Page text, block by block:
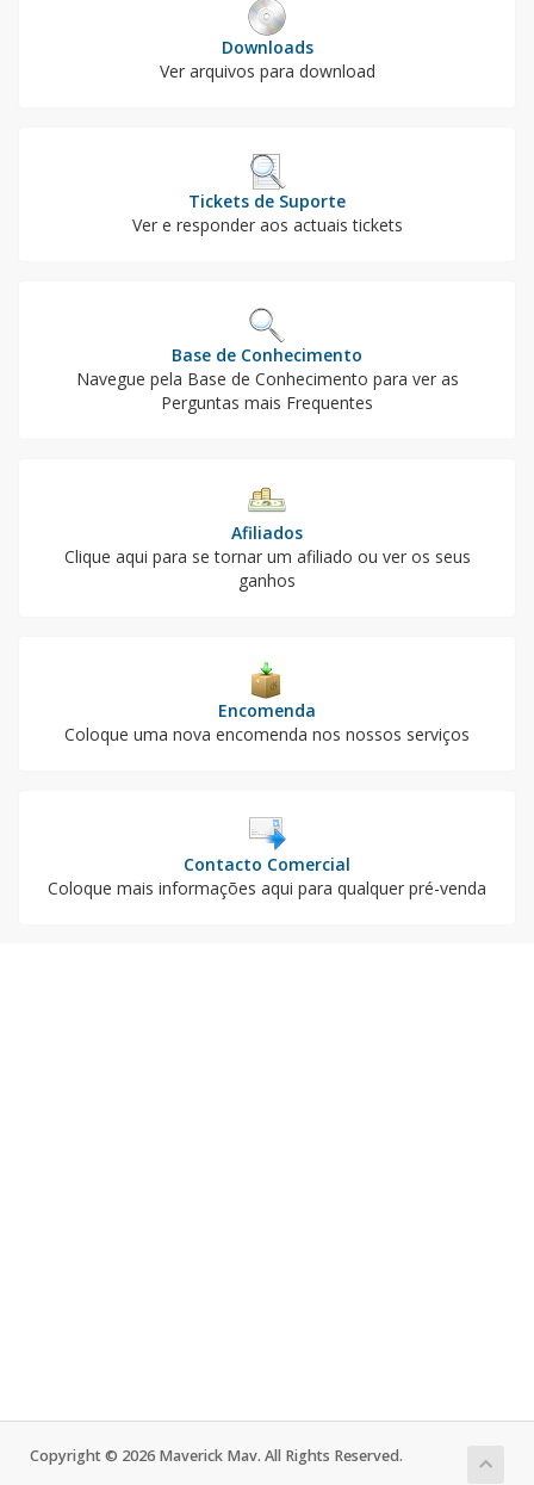
Downloads
Ver arquivos para download
Tickets de Suporte
Ver e responder aos actuais tickets
Base de Conhecimento
Navegue pela Base de Conhecimento para ver as
Perguntas mais Frequentes
Afiliados
Clique aqui para se tornar um afiliado ou ver os seus
ganhos
Encomenda
Coloque uma nova encomenda nos nossos serviços
Contacto Comercial
Coloque mais informações aqui para qualquer pré-venda
Copyright © 2026 Maverick Mav. All Rights Reserved.